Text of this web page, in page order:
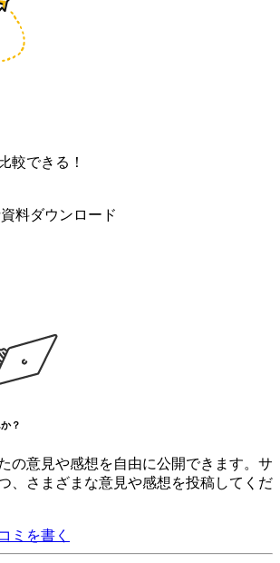
較できる！
料ダウンロード
？
の意見や感想を自由に公開できます。サ
、さまざまな意見や感想を投稿してくだ
ミを書く